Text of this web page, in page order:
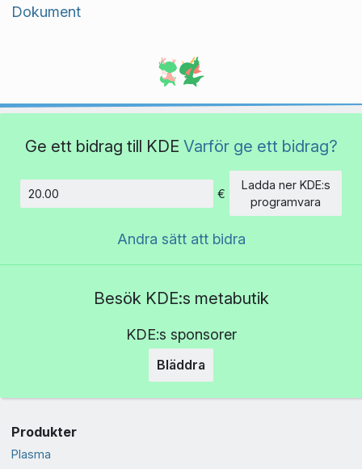
Dokument
Ge ett bidrag till KDE Varför ge ett bidrag?
€
Ladda ner KDE:s
programvara
Andra sätt att bidra
Besök KDE:s metabutik
KDE:s sponsorer
Bläddra
Produkter
Plasma